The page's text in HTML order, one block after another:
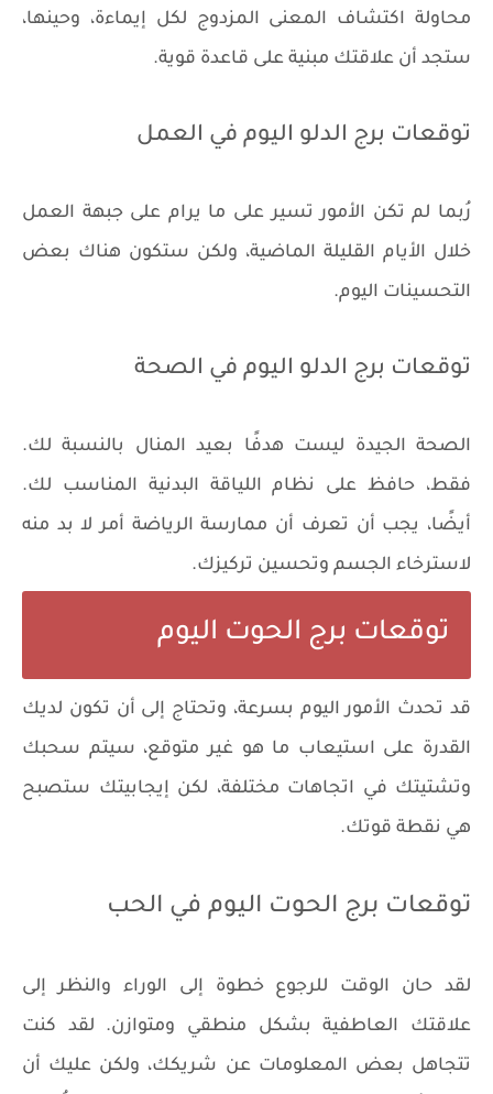
محاولة اكتشاف المعنى المزدوج لكل إيماءة، وحينها،
ستجد أن علاقتك مبنية على قاعدة قوية.
توقعات برج الدلو اليوم في العمل
رُبما لم تكن الأمور تسير على ما يرام على جبهة العمل
خلال الأيام القليلة الماضية، ولكن ستكون هناك بعض
التحسينات اليوم.
توقعات برج الدلو اليوم في الصحة
الصحة الجيدة ليست هدفًا بعيد المنال بالنسبة لك.
فقط، حافظ على نظام اللياقة البدنية المناسب لك.
أيضًا، يجب أن تعرف أن ممارسة الرياضة أمر لا بد منه
لاسترخاء الجسم وتحسين تركيزك.
توقعات برج الحوت اليوم
قد تحدث الأمور اليوم بسرعة، وتحتاج إلى أن تكون لديك
القدرة على استيعاب ما هو غير متوقع، سيتم سحبك
وتشتيتك في اتجاهات مختلفة، لكن إيجابيتك ستصبح
هي نقطة قوتك.
توقعات برج الحوت اليوم في الحب
لقد حان الوقت للرجوع خطوة إلى الوراء والنظر إلى
علاقتك العاطفية بشكل منطقي ومتوازن. لقد كنت
تتجاهل بعض المعلومات عن شريكك، ولكن عليك أن